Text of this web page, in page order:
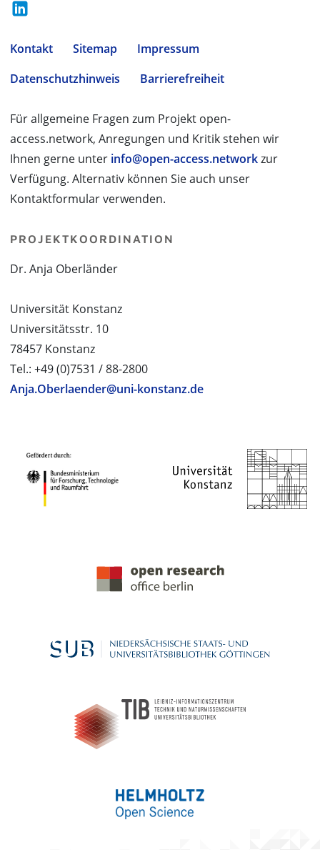
Kontakt Sitemap
Impressum
Datenschutzhinweis
Barrierefreiheit
Für allgemeine Fragen zum Projekt open-
access.network, Anregungen und Kritik stehen wir
Ihnen gerne unter info@open-access.networkzur
Verfügung. Alternativ können Sie auch unser
Kontaktformular verwenden.
PROJEKTKOORDINATION
Dr. Anja Oberländer
Universität Konstanz
Universitätsstr. 10
78457 Konstanz
Tel.: +49 (0)7531 / 88-2800
Anja.Oberlaender@uni-konstanz.de